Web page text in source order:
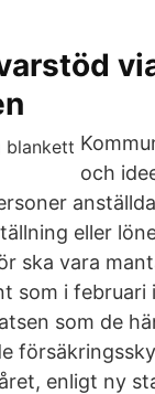
och
eller
ska vara
som i
som de
enligt ny